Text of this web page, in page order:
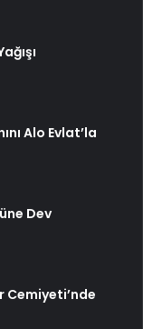
Alo Evlat’la
Dev